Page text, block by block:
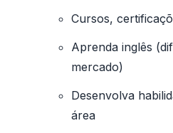
Cursos,
Aprenda inglês
mercado)
Desenvolva
área